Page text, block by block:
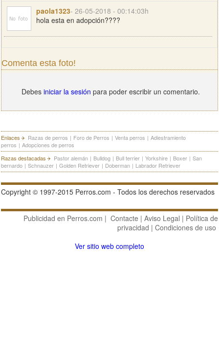
paola1323- 26-05-2018 - 00:14:03h
hola esta en adopción????
Comenta esta foto!
Debes iniciar la sesión para poder escribir un comentario.
Enlaces Razas de perros | Foro de Perros | Venta perros | Adiestramiento
perros | Adopciones de perros
Razas destacadas
Pastor alemán | Bulldog | Bull terrier | Yorkshire | Boxer | San
bernardo | Schnauzer | Golden Retriever | Doberman | Labrador Retriever
Copyright © 1997-2015 Perros.com - Todos los derechos reservados
Publicidad en Perros.com | Contacte | Aviso Legal | Política de
privacidad | Condiciones de uso
Ver sitio web completo